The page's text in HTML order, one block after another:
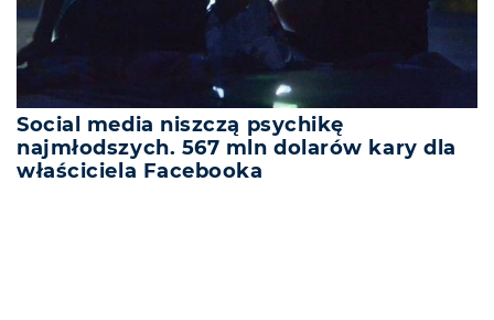
Social media niszczą psychikę
najmłodszych. 567 mln dolarów kary dla
właściciela Facebooka